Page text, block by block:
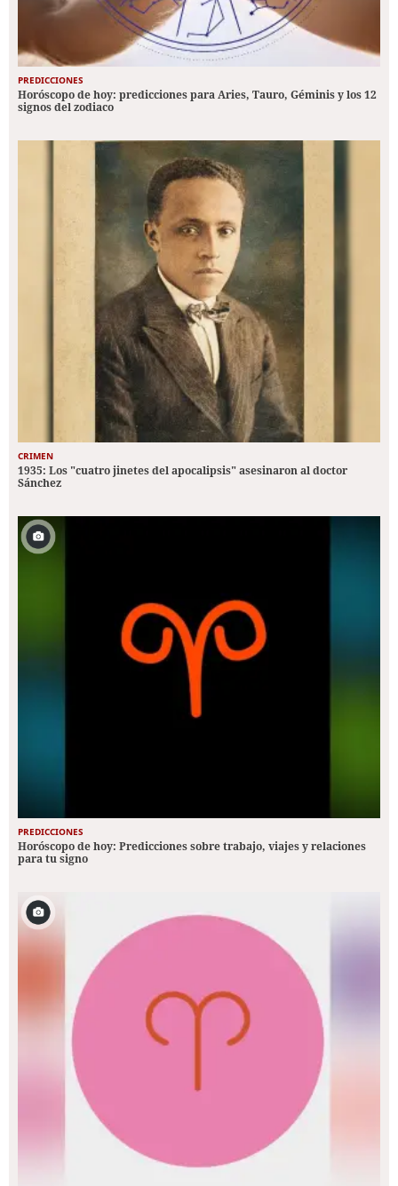
PREDICCIONES
Horóscopo de hoy: predicciones para Aries, Tauro, Géminis y los 12
signos del zodiaco
CRIMEN
1935: Los "cuatro jinetes del apocalipsis" asesinaron al doctor
Sánchez
PREDICCIONES
Horóscopo de hoy: Predicciones sobre trabajo, viajes y relaciones
para tu signo